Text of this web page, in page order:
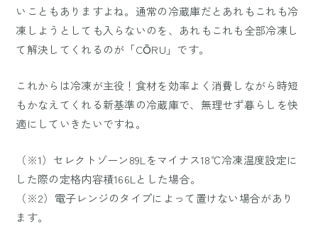
いこともありますよね。通常の冷蔵庫だとあれもこれも冷
凍しようとしても入らないのを、あれもこれも全部冷凍し
て解決してくれるのが「CŌRU」です。
これからは冷凍が主役！食材を効率よく消費しながら時短
もかなえてくれる新基準の冷蔵庫で、無理せず暮らしを快
適にしていきたいですね。
（※1）セレクトゾーン89Lをマイナス18℃冷凍温度設定に
した際の定格内容積166Lとした場合。
（※2）電子レンジのタイプによって置けない場合があり
ます。